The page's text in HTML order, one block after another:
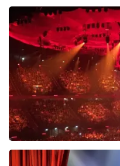
Esther van der
488laatste 30 minuten
BESTEL NU
Vrienden Van